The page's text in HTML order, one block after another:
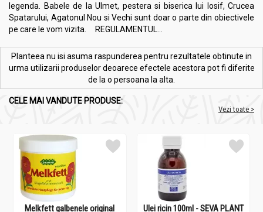
legenda. Babele de la Ulmet, pestera si biserica lui Iosif, Crucea
Spatarului, Agatonul Nou si Vechi sunt doar o parte din obiectivele
pe care le vom vizita. REGULAMENTUL...
Planteea nu isi asuma raspunderea pentru rezultatele obtinute in
urma utilizarii produselor deoarece efectele acestora pot fi diferite
de la o persoana la alta.
CELE MAI VANDUTE PRODUSE:
Vezi toate >
Melkfett galbenele original
Ulei ricin 100ml - SEVA PLANT